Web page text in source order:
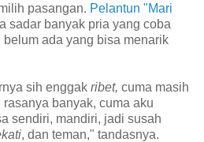
pasangan. Pelantun "Mari
sadar banyak pria yang coba
ada yang bisa menarik
sih enggak ribet, cuma masih
banyak, cuma aku
sendiri, mandiri, jadi susah
, dan teman," tandasnya.